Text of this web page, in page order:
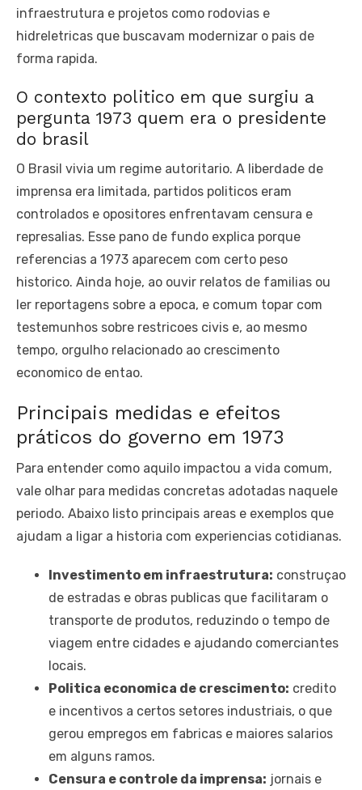
infraestrutura e projetos como rodovias e
hidreletricas que buscavam modernizar o pais de
forma rapida.
O contexto politico em que surgiu a
pergunta 1973 quem era o presidente
do brasil
O Brasil vivia um regime autoritario. A liberdade de
imprensa era limitada, partidos politicos eram
controlados e opositores enfrentavam censura e
represalias. Esse pano de fundo explica porque
referencias a 1973 aparecem com certo peso
historico. Ainda hoje, ao ouvir relatos de familias ou
ler reportagens sobre a epoca, e comum topar com
testemunhos sobre restricoes civis e, ao mesmo
tempo, orgulho relacionado ao crescimento
economico de entao.
Principais medidas e efeitos
práticos do governo em 1973
Para entender como aquilo impactou a vida comum,
vale olhar para medidas concretas adotadas naquele
periodo. Abaixo listo principais areas e exemplos que
ajudam a ligar a historia com experiencias cotidianas.
Investimento em infraestrutura: construçao
de estradas e obras publicas que facilitaram o
transporte de produtos, reduzindo o tempo de
viagem entre cidades e ajudando comerciantes
locais.
Politica economica de crescimento: credito
e incentivos a certos setores industriais, o que
gerou empregos em fabricas e maiores salarios
em alguns ramos.
Censura e controle da imprensa: jornais e